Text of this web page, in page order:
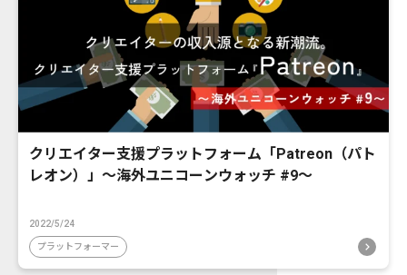
クリエイター支援プラットフォーム「Patreon（パト
レオン）」〜海外ユニコーンウォッチ #9〜
2022/5/24
プラットフォーマー